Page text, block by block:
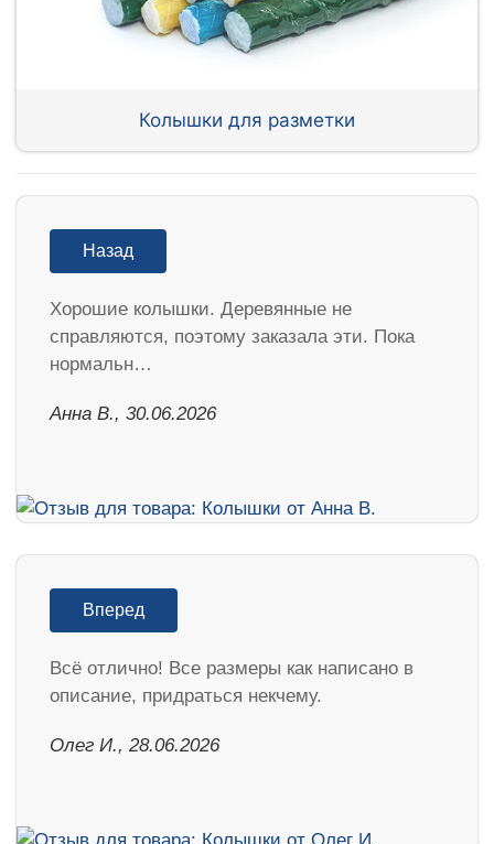
Колышки для разметки
Назад
Хорошие колышки. Деревянные не
справляются, поэтому заказала эти. Пока
нормальн…
Анна В., 30.06.2026
Вперед
Всё отлично! Все размеры как написано в
описание, придраться некчему.
Олег И., 28.06.2026